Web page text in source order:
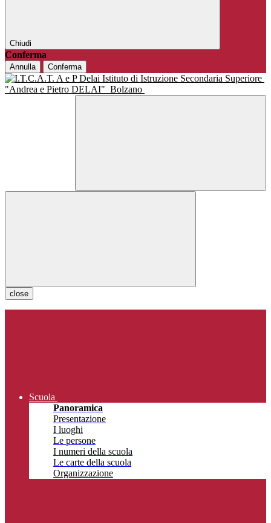
Chiudi
Conferma
Annulla Conferma
Istituto di Istruzione Secondaria Superiore
"Andrea e Pietro DELAI" Bolzano
close
Scuola
Panoramica
Presentazione
I luoghi
Le persone
I numeri della scuola
Le carte della scuola
Organizzazione